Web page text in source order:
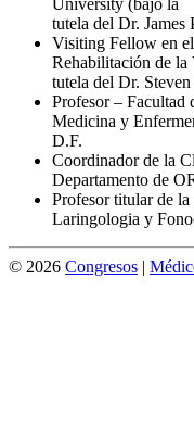
University (bajo la
tutela del Dr. James
Visiting Fellow en
Rehabilitación de la
tutela del Dr.
Profesor – Facultad
Medicina y
D.F.
Coordinador de la
Departamento de
Profesor titular de la
Laringologia y
© 2026 Congresos |